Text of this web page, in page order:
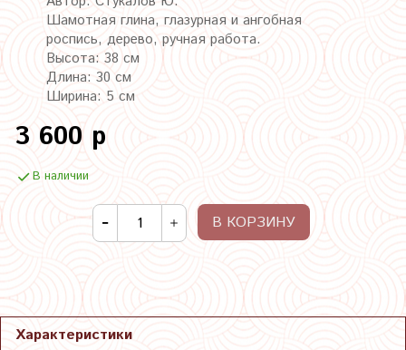
Шамотная глина, глазурная и ангобная
роспись, дерево, ручная работа.
Высота: 38 см
Длина: 30 см
Ширина: 5 см
3 600 р
В наличии
В КОРЗИНУ
Характеристики